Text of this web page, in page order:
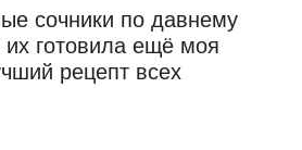
сочники по давнему
их готовила ещё моя
рецепт всех